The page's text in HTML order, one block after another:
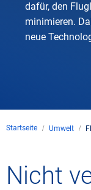
dafür, den
minimieren.
neue
Startseite Umwelt
Nicht